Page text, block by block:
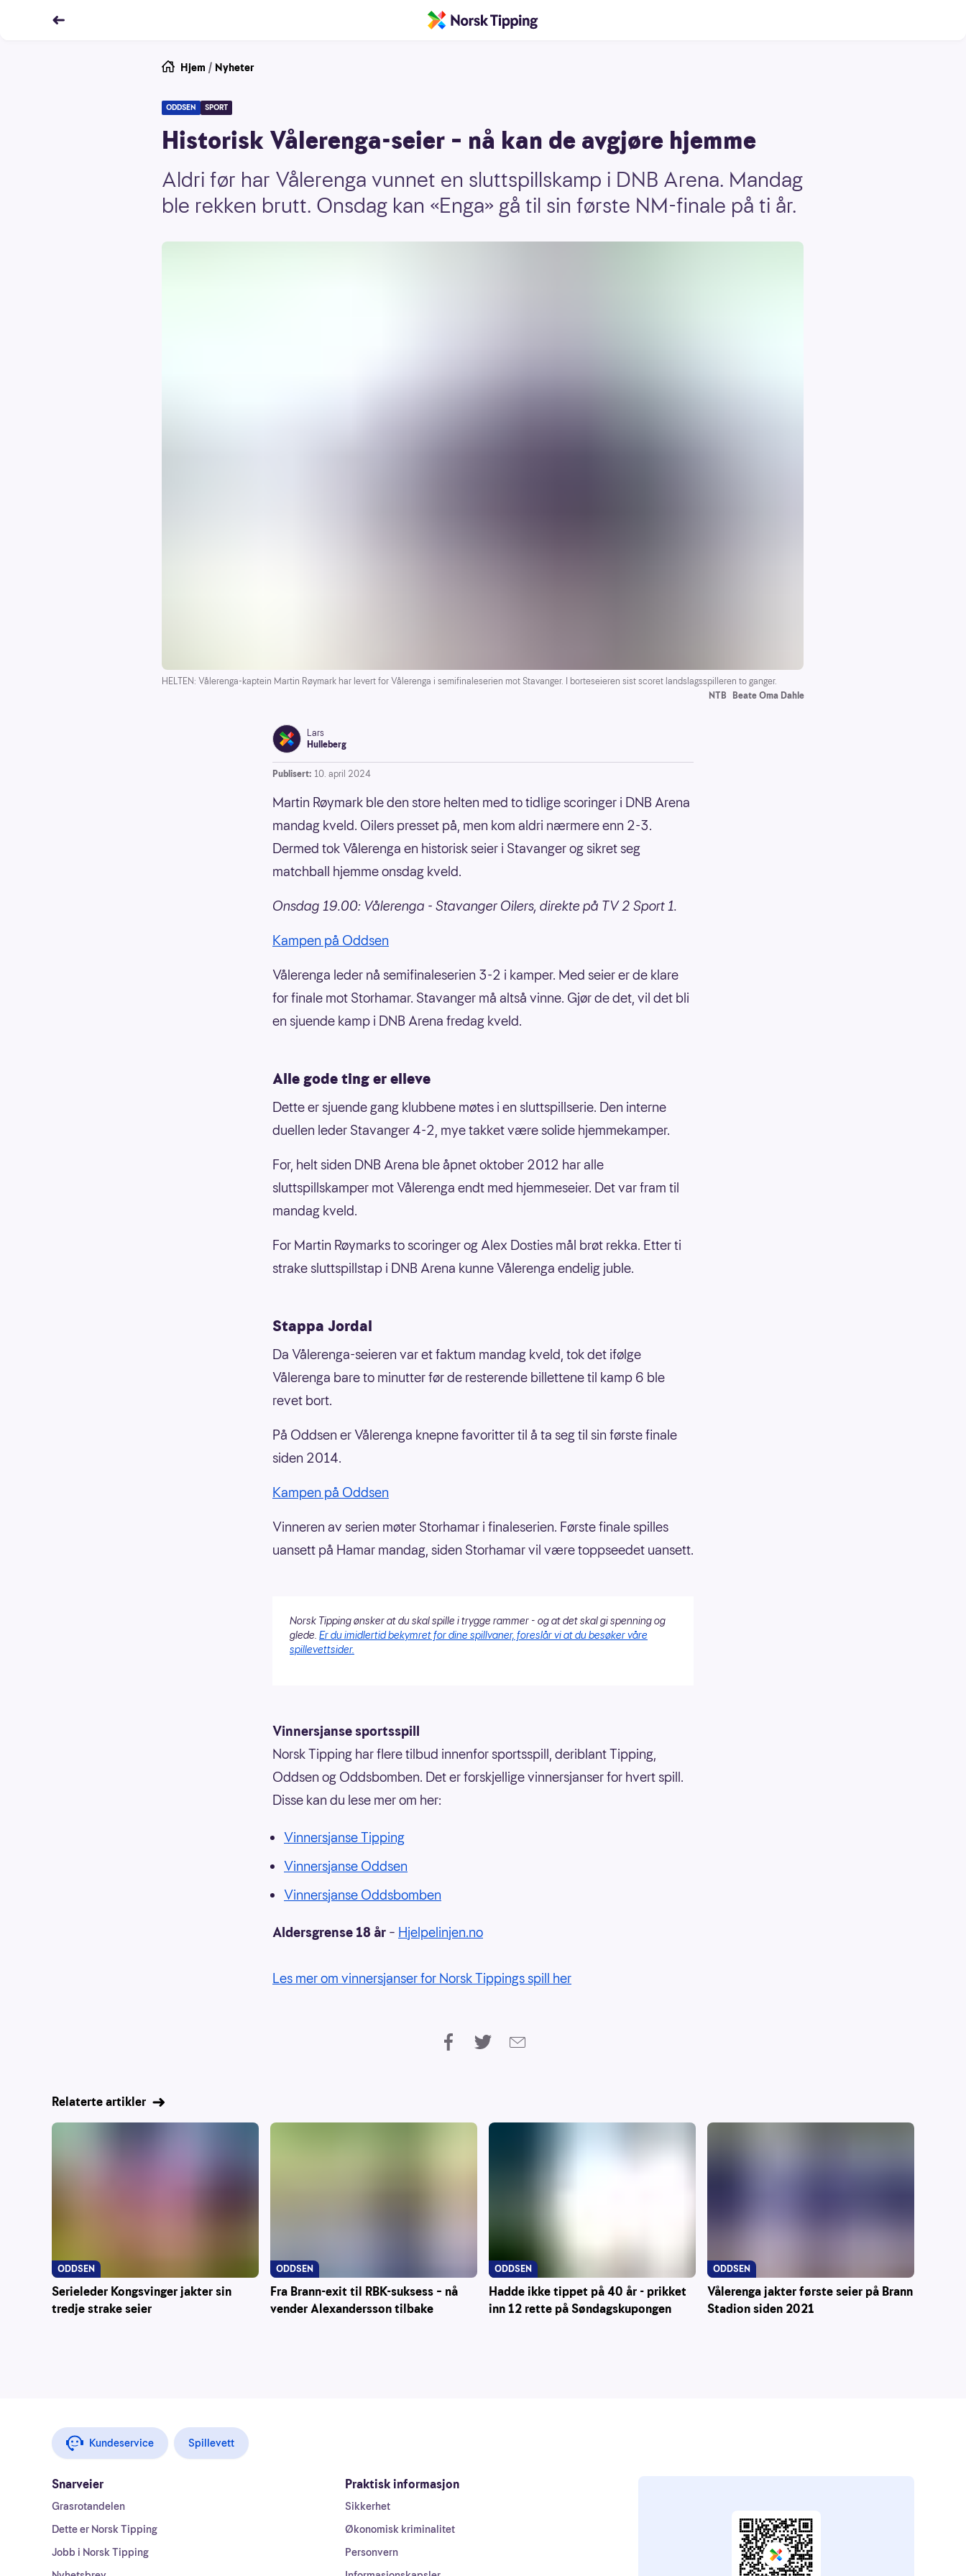
Hjem / Nyheter
ODDSEN SPORT
Historisk Vålerenga-seier – nå kan de avgjøre hjemme
Aldri før har Vålerenga vunnet en sluttspillskamp i DNB Arena. Mandag
ble rekken brutt. Onsdag kan «Enga» gå til sin første NM-finale på ti år.
HELTEN: Vålerenga-kaptein Martin Røymark har levert for Vålerenga i semifinaleserien mot Stavanger. I borteseieren sist scoret landslagsspilleren to ganger.
NTB Beate Oma Dahle
Lars
Hulleberg
Publisert: 10. april 2024
Martin Røymark ble den store helten med to tidlige scoringer i DNB Arena
mandag kveld. Oilers presset på, men kom aldri nærmere enn 2-3.
Dermed tok Vålerenga en historisk seier i Stavanger og sikret seg
matchball hjemme onsdag kveld.
Onsdag 19.00: Vålerenga - Stavanger Oilers, direkte på TV 2 Sport 1.
Kampen på Oddsen
Vålerenga leder nå semifinaleserien 3-2 i kamper. Med seier er de klare
for finale mot Storhamar. Stavanger må altså vinne. Gjør de det, vil det bli
en sjuende kamp i DNB Arena fredag kveld.
Alle gode ting er elleve
Dette er sjuende gang klubbene møtes i en sluttspillserie. Den interne
duellen leder Stavanger 4-2, mye takket være solide hjemmekamper.
For, helt siden DNB Arena ble åpnet oktober 2012 har alle
sluttspillskamper mot Vålerenga endt med hjemmeseier. Det var fram til
mandag kveld.
For Martin Røymarks to scoringer og Alex Dosties mål brøt rekka. Etter ti
strake sluttspillstap i DNB Arena kunne Vålerenga endelig juble.
Stappa Jordal
Da Vålerenga-seieren var et faktum mandag kveld, tok det ifølge
Vålerenga bare to minutter før de resterende billettene til kamp 6 ble
revet bort.
På Oddsen er Vålerenga knepne favoritter til å ta seg til sin første finale
siden 2014.
Kampen på Oddsen
Vinneren av serien møter Storhamar i finaleserien. Første finale spilles
uansett på Hamar mandag, siden Storhamar vil være toppseedet uansett.
Norsk Tipping ønsker at du skal spille i trygge rammer - og at det skal gi spenning og
glede. Er du imidlertid bekymret for dine spillvaner, foreslår vi at du besøker våre
spillevettsider.
Vinnersjanse sportsspill
Norsk Tipping har flere tilbud innenfor sportsspill, deriblant Tipping,
Oddsen og Oddsbomben. Det er forskjellige vinnersjanser for hvert spill.
Disse kan du lese mer om her:
Vinnersjanse Tipping
Vinnersjanse Oddsen
Vinnersjanse Oddsbomben
Aldersgrense 18 år – Hjelpelinjen.no
Les mer om vinnersjanser for Norsk Tippings spill her
Relaterte artikler
Serieleder Kongsvinger jakter sin
tredje strake seier
ODDSEN
Fra Brann-exit til RBK-suksess – nå
vender Alexandersson tilbake
ODDSEN
Hadde ikke tippet på 40 år - prikket
inn 12 rette på Søndagskupongen
ODDSEN
Vålerenga jakter første seier på Brann
Stadion siden 2021
ODDSEN
Kundeservice Spillevett
Snarveier
Grasrotandelen
Dette er Norsk Tipping
Jobb i Norsk Tipping
Praktisk informasjon
Sikkerhet
Økonomisk kriminalitet
Personvern